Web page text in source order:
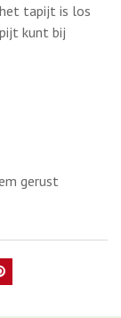
tapijt is los
kunt bij
gerust